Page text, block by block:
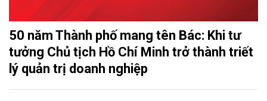
50 năm Thành phố mang tên Bác: Khi tư
tưởng Chủ tịch Hồ Chí Minh trở thành triết
lý quản trị doanh nghiệp